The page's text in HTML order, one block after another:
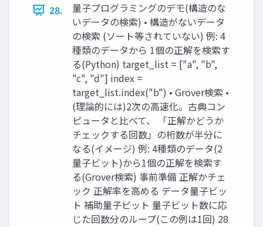
28.
量子プログラミングのデモ(構造のな
いデータの検索) • 構造がないデータ
の検索 (ソート等されていない) 例: 4
種類のデータから 1個の正解を検索す
る(Python) target_list = ["a", "b",
"c", "d"] index =
target_list.index("b") • Grover検索 •
(理論的には)2次の高速化。古典コン
ピュータと比べて、 「正解かどうか
チェックする回数」の桁数が半分に
なる(イメージ) 例: 4種類のデータ(2
量子ビット)から1個の正解を検索す
る(Grover検索) 事前準備 正解かチェ
ック 正解率を高める データ量子ビッ
ト 補助量子ビット 量子ビット数に応
じた回数分のループ(この例は1回) 28